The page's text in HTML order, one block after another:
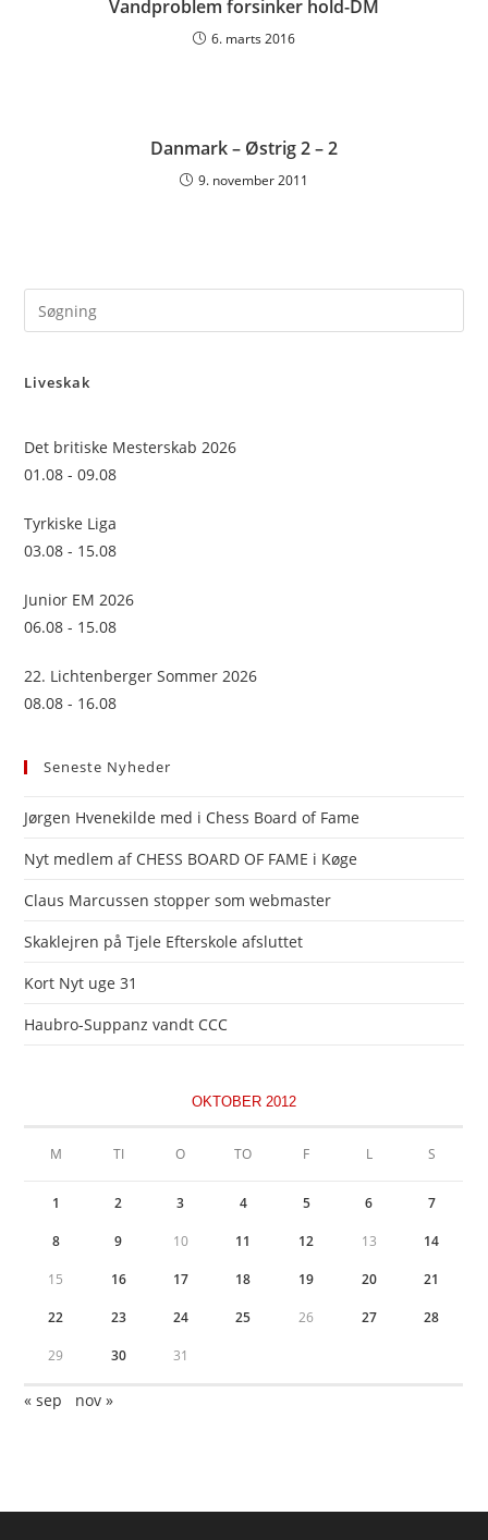
Vandproblem forsinker hold-DM
6. marts 2016
Danmark – Østrig 2 – 2
9. november 2011
Liveskak
Det britiske Mesterskab 2026
01.08 - 09.08
Tyrkiske Liga
03.08 - 15.08
Junior EM 2026
06.08 - 15.08
22. Lichtenberger Sommer 2026
08.08 - 16.08
Seneste Nyheder
Jørgen Hvenekilde med i Chess Board of Fame
Nyt medlem af CHESS BOARD OF FAME i Køge
Claus Marcussen stopper som webmaster
Skaklejren på Tjele Efterskole afsluttet
Kort Nyt uge 31
Haubro-Suppanz vandt CCC
OKTOBER 2012
M TI O TO F L S
1 2 3 4 5 6 7
8 9 10 11 12 13 14
15 16 17 18 19 20 21
22 23 24 25 26 27 28
29 30 31
« sep nov »